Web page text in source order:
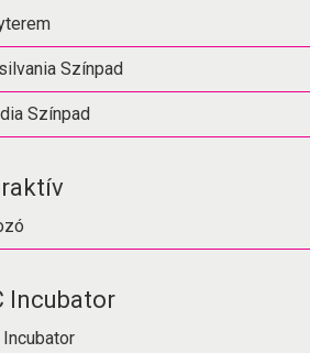
Színpad
Színpad
Incubator
Incubator